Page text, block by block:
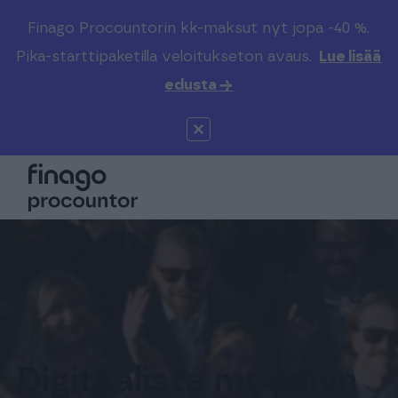
Finago Procountorin kk-maksut nyt jopa -40 %.
Pika-starttipaketilla veloitukseton avaus.
Lue lisää
edusta →
Etsi sivustolta
Valitse kieli
Global (EN)
Kirjaudu
Solo
Sopimuskone
Kenelle
Tilitoimistoille